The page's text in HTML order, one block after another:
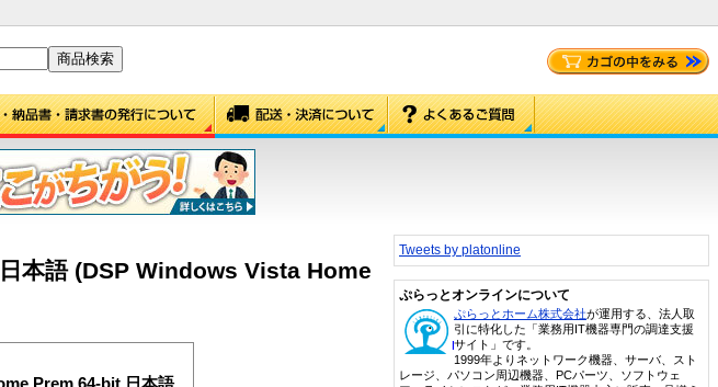
本語 (DSP Windows Vista Home
Prem 64-bit 日本語
Tweets by platonline
ぷらっとオンラインについて
ぷらっとホーム株式会社が運用する、法人取
引に特化した「業務用IT機器専門の調達支援
サイト」です。
1999年よりネットワーク機器、サーバ、スト
レージ、パソコン周辺機器、PCパーツ、ソフトウェ